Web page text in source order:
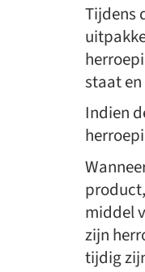
Tijdens
staat
Indien
middel
zijn
tijdig